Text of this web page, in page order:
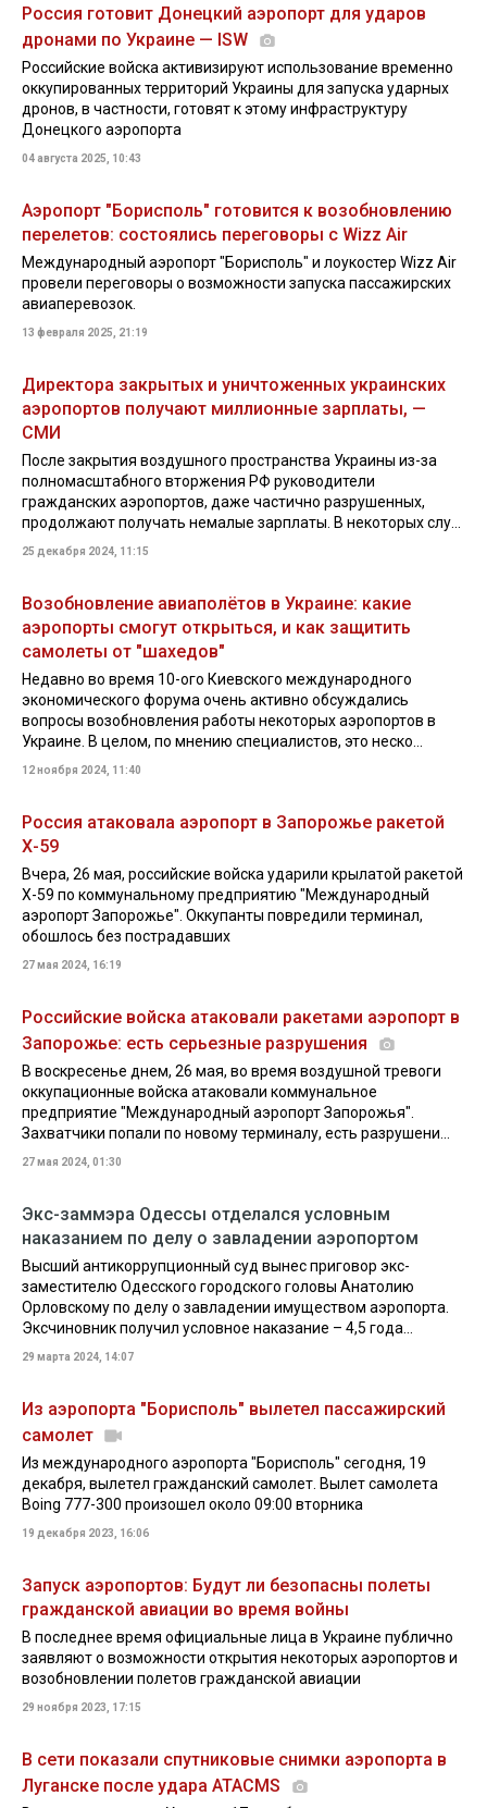
Россия готовит Донецкий аэропорт для ударов
дронами по Украине — ISW
Российские войска активизируют использование временно
оккупированных территорий Украины для запуска ударных
дронов, в частности, готовят к этому инфраструктуру
Донецкого аэропорта
04 августа 2025, 10:43
Аэропорт "Борисполь" готовится к возобновлению
перелетов: состоялись переговоры с Wizz Air
Международный аэропорт "Борисполь" и лоукостер Wizz Air
провели переговоры о возможности запуска пассажирских
авиаперевозок.
13 февраля 2025, 21:19
Директора закрытых и уничтоженных украинских
аэропортов получают миллионные зарплаты, —
СМИ
После закрытия воздушного пространства Украины из-за
полномасштабного вторжения РФ руководители
гражданских аэропортов, даже частично разрушенных,
продолжают получать немалые зарплаты. В некоторых слу...
25 декабря 2024, 11:15
Возобновление авиаполётов в Украине: какие
аэропорты смогут открыться, и как защитить
самолеты от "шахедов"
Недавно во время 10-ого Киевского международного
экономического форума очень активно обсуждались
вопросы возобновления работы некоторых аэропортов в
Украине. В целом, по мнению специалистов, это неско...
12 ноября 2024, 11:40
Россия атаковала аэропорт в Запорожье ракетой
Х-59
Вчера, 26 мая, российские войска ударили крылатой ракетой
Х-59 по коммунальному предприятию "Международный
аэропорт Запорожье". Оккупанты повредили терминал,
обошлось без пострадавших
27 мая 2024, 16:19
Российские войска атаковали ракетами аэропорт в
Запорожье: есть серьезные разрушения
В воскресенье днем, 26 мая, во время воздушной тревоги
оккупационные войска атаковали коммунальное
предприятие "Международный аэропорт Запорожья".
Захватчики попали по новому терминалу, есть разрушени...
27 мая 2024, 01:30
Экс-заммэра Одессы отделался условным
наказанием по делу о завладении аэропортом
Высший антикоррупционный суд вынес приговор экс-
заместителю Одесского городского головы Анатолию
Орловскому по делу о завладении имуществом аэропорта.
Эксчиновник получил условное наказание – 4,5 года...
29 марта 2024, 14:07
Из аэропорта "Борисполь" вылетел пассажирский
самолет
Из международного аэропорта "Борисполь" сегодня, 19
декабря, вылетел гражданский самолет. Вылет самолета
Boing 777-300 произошел около 09:00 вторника
19 декабря 2023, 16:06
Запуск аэропортов: Будут ли безопасны полеты
гражданской авиации во время войны
В последнее время официальные лица в Украине публично
заявляют о возможности открытия некоторых аэропортов и
возобновлении полетов гражданской авиации
29 ноября 2023, 17:15
В сети показали спутниковые снимки аэропорта в
Луганске после удара ATACMS